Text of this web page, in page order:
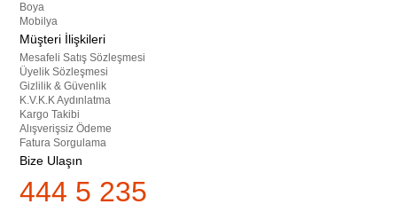
Boya
Mobilya
Müşteri İlişkileri
Mesafeli Satış Sözleşmesi
Üyelik Sözleşmesi
Gizlilik & Güvenlik
K.V.K.K Aydınlatma
Kargo Takibi
Alışverişsiz Ödeme
Fatura Sorgulama
Bize Ulaşın
444 5 235